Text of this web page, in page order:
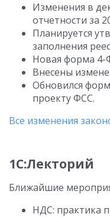
Изменения в
отчетности за
Планируется
заполнения
Новая форма 4-
Внесены
Обновился
проекту ФСС.
Все изменения
1С:Лекторий
Ближайшие
НДС: практика